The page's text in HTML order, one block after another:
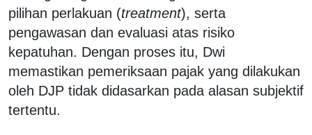
pilihan perlakuan (treatment), serta
pengawasan dan evaluasi atas risiko
kepatuhan. Dengan proses itu, Dwi
memastikan pemeriksaan pajak yang dilakukan
oleh DJP tidak didasarkan pada alasan subjektif
tertentu.